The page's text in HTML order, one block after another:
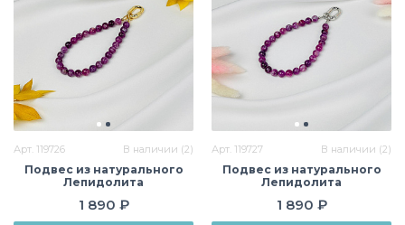
Арт. 119726 В наличии (2)
Подвес из натурального
Лепидолита
1 890 ₽
Арт. 119727 В наличии (2)
Подвес из натурального
Лепидолита
1 890 ₽